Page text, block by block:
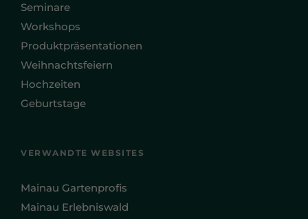
Seminare
Workshops
Produktpräsentationen
Weihnachtsfeiern
Hochzeiten
Geburtstage
VERWANDTE WEBSITES
Mainau Gartenprofis
Mainau Erlebniswald